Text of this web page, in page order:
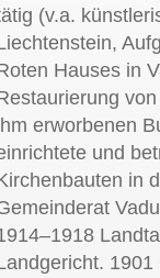
(v.a.
Hauses in
erworbenen
und
in